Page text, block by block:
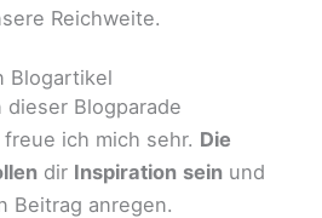
Reichweite.
Blogartikel
Blogparade
ich mich sehr. Die
dir Inspiration sein und
Beitrag anregen.